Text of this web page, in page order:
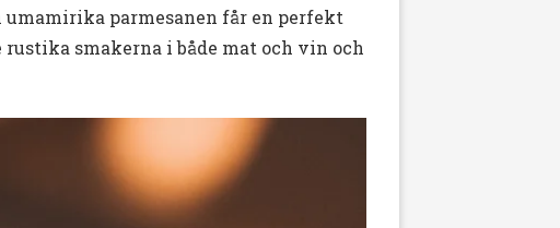
parmesanen får en perfekt
smakerna i både mat och vin och